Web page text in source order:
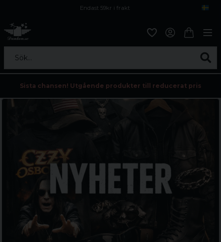
Endast 59kr i frakt
Sök...
Sista chansen! Utgående produkter till reducerat pris